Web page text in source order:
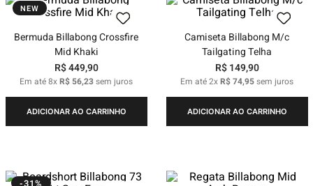
NEW
Bermuda Billabong Crossfire
Mid Khaki
R$449,90
Em até8xR$ 56,23sem juros
ADICIONAR AO CARRINHO
Camiseta Billabong M/c
Tailgating Telha
R$ 149,90
Em até2xR$74,95sem juros
ADICIONAR AO CARRINHO